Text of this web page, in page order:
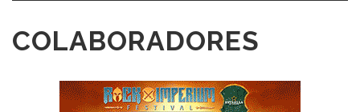
COLABORADORES